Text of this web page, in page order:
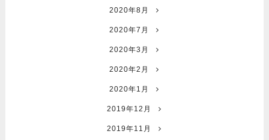
2020年8月
2020年7月
2020年3月
2020年2月
2020年1月
2019年12月
2019年11月